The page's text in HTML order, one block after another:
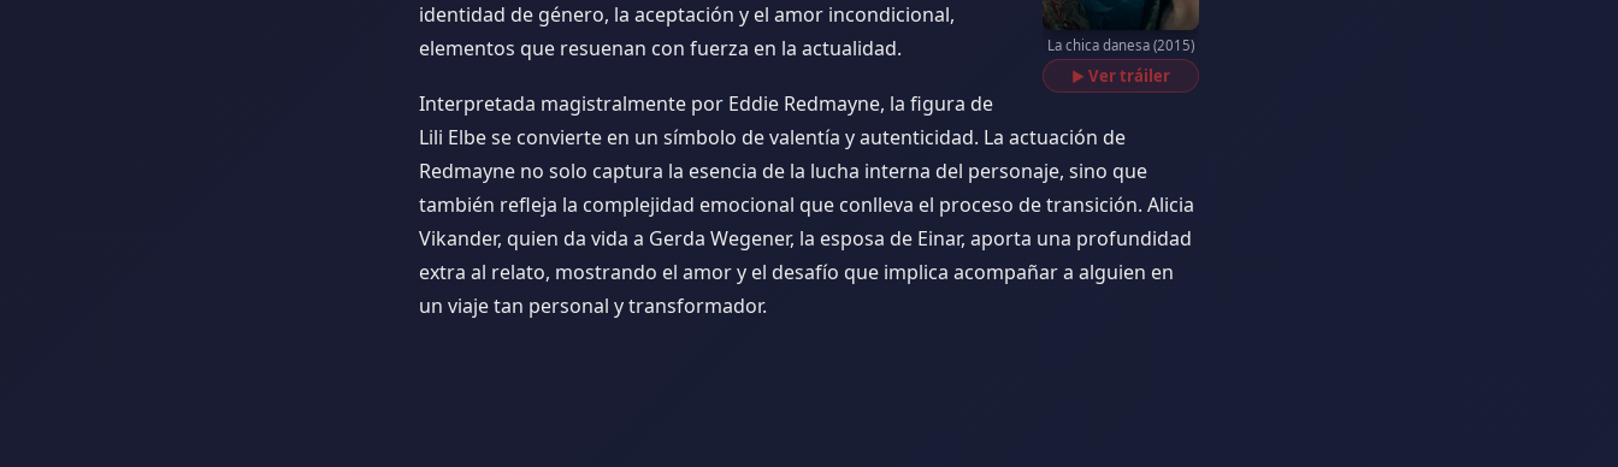
La chica danesa (2015)
▶ Ver tráiler
identidad de género, la aceptación y el amor incondicional,
elementos que resuenan con fuerza en la actualidad.
Interpretada magistralmente por Eddie Redmayne, la figura de
Lili Elbe se convierte en un símbolo de valentía y autenticidad. La actuación de
Redmayne no solo captura la esencia de la lucha interna del personaje, sino que
también refleja la complejidad emocional que conlleva el proceso de transición. Alicia
Vikander, quien da vida a Gerda Wegener, la esposa de Einar, aporta una profundidad
extra al relato, mostrando el amor y el desafío que implica acompañar a alguien en
un viaje tan personal y transformador.